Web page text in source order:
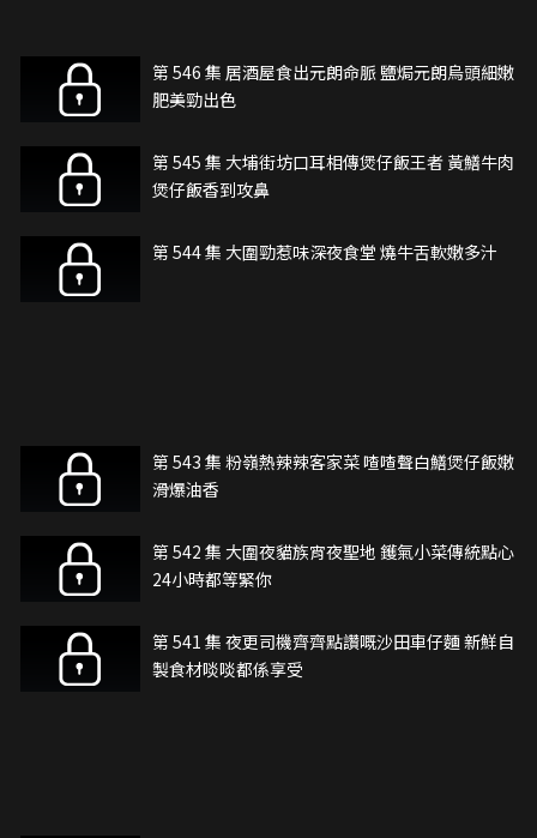
第 546 集 居酒屋食出元朗命脈 鹽焗元朗烏頭細嫩
肥美勁出色
第 545 集 大埔街坊口耳相傳煲仔飯王者 黃鱔牛肉
煲仔飯香到攻鼻
第 544 集 大圍勁惹味深夜食堂 燒牛舌軟嫩多汁
第 543 集 粉嶺熱辣辣客家菜 喳喳聲白鱔煲仔飯嫩
滑爆油香
第 542 集 大圍夜貓族宵夜聖地 鑊氣小菜傳統點心
24小時都等緊你
第 541 集 夜更司機齊齊點讚嘅沙田車仔麵 新鮮自
製食材啖啖都係享受